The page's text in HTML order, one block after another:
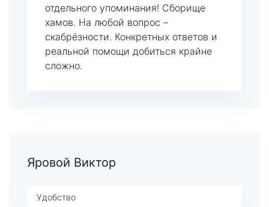
отдельного упоминания! Сборище
хамов. На любой вопрос –
скабрёзности. Конкретных ответов и
реальной помощи добиться крайне
сложно.
Яровой Виктор
Удобство